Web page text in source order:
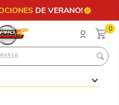
0
2055516
Términos más buscados